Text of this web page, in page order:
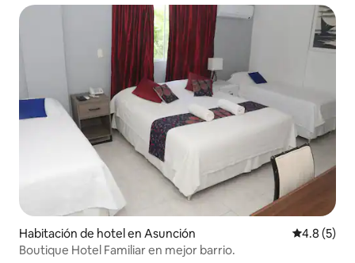
Habitación de hotel en Asunción
4.8 (5)
Boutique Hotel Familiar en mejor barrio.